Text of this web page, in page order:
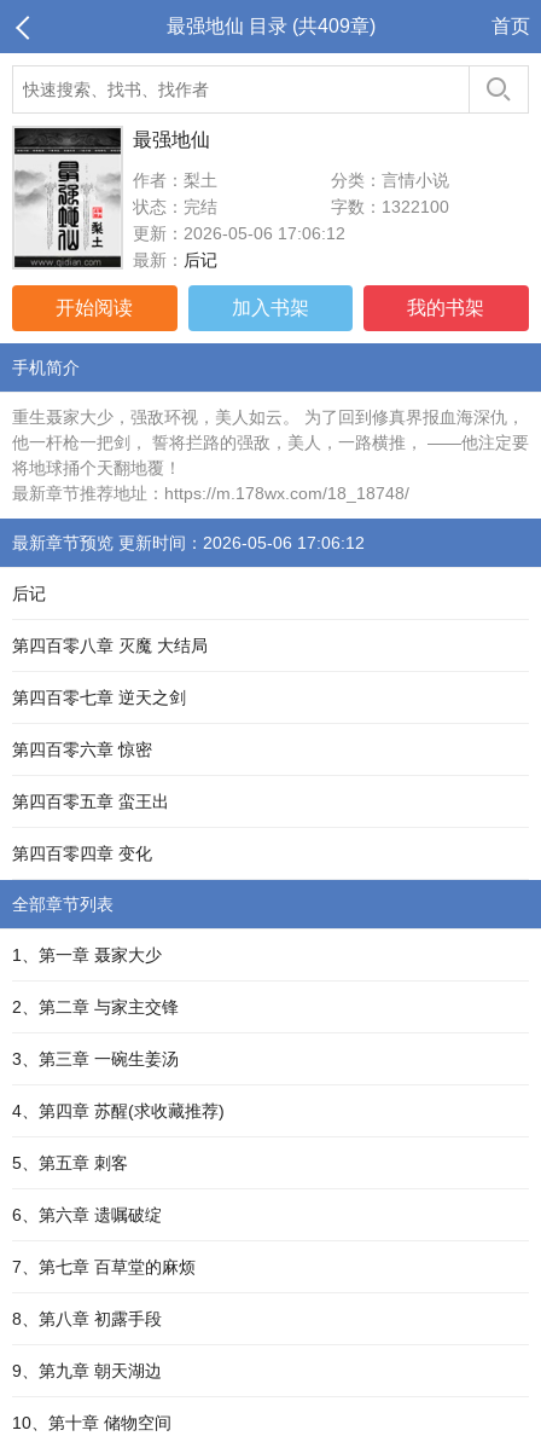
最强地仙 目录 (共409章) 首页
最强地仙
作者：梨土
分类：言情小说
状态：完结
字数：1322100
更新：2026-05-06 17:06:12
最新： 后记
开始阅读 加入书架 我的书架
手机简介
重生聂家大少，强敌环视，美人如云。 为了回到修真界报血海深仇，
他一杆枪一把剑， 誓将拦路的强敌，美人，一路横推， ——他注定要
将地球捅个天翻地覆！
最新章节推荐地址：https://m.178wx.com/18_18748/
最新章节预览 更新时间：2026-05-06 17:06:12
后记
第四百零八章 灭魔 大结局
第四百零七章 逆天之剑
第四百零六章 惊密
第四百零五章 蛮王出
第四百零四章 变化
全部章节列表
1、第一章 聂家大少
2、第二章 与家主交锋
3、第三章 一碗生姜汤
4、第四章 苏醒(求收藏推荐)
5、第五章 刺客
6、第六章 遗嘱破绽
7、第七章 百草堂的麻烦
8、第八章 初露手段
9、第九章 朝天湖边
10、第十章 储物空间